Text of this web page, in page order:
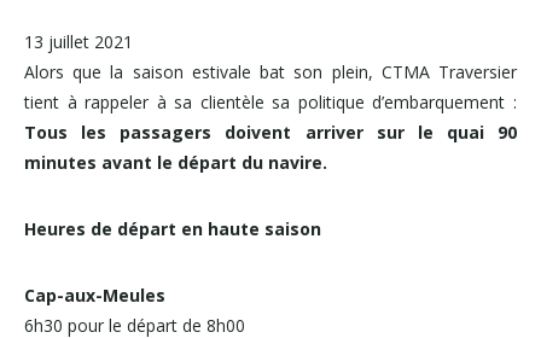
Carrières
Médias
Infolettre
Nous joindre
13 juillet 2021
Alors que la saison estivale bat son plein, CTMA Traversier
tient à rappeler à sa clientèle sa politique d’embarquement :
Tous les passagers doivent arriver sur le quai 90
minutes avant le départ du navire.
Heures de départ en haute saison
Cap-aux-Meules
6h30 pour le départ de 8h00